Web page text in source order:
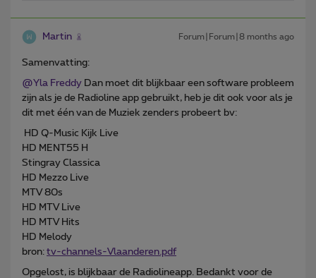
Martin Forum|Forum|8 months ago
Samenvatting:
@Yla Freddy Dan moet dit blijkbaar een software probleem
zijn als je de Radioline app gebruikt, heb je dit ook voor als je
dit met één van de Muziek zenders probeert bv:
HD Q-Music Kijk Live
HD MENT55 H
Stingray Classica
HD Mezzo Live
MTV 80s
HD MTV Live
HD MTV Hits
HD Melody
bron: tv-channels-Vlaanderen.pdf
Opgelost, is blijkbaar de Radiolineapp. Bedankt voor de